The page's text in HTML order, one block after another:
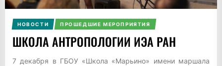
НОВОСТИ ПРОШЕДШИЕ МЕРОПРИЯТИЯ
ШКОЛА АНТРОПОЛОГИИ ИЭА РАН
7 декабря в ГБОУ «Школа «Марьино» имени маршала